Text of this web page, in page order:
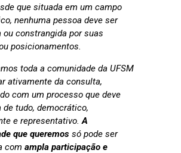
que situada em um campo
nenhuma pessoa deve ser
ou constrangida por suas
posicionamentos.
toda a comunidade da UFSM
ativamente da consulta,
com um processo que deve
de tudo, democrático,
e representativo.A
que queremos só pode ser
com ampla participação e